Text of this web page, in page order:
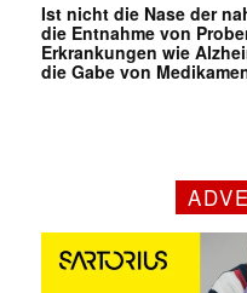
Ist nicht die Nase der
die Entnahme von
Erkrankungen wie
die Gabe von